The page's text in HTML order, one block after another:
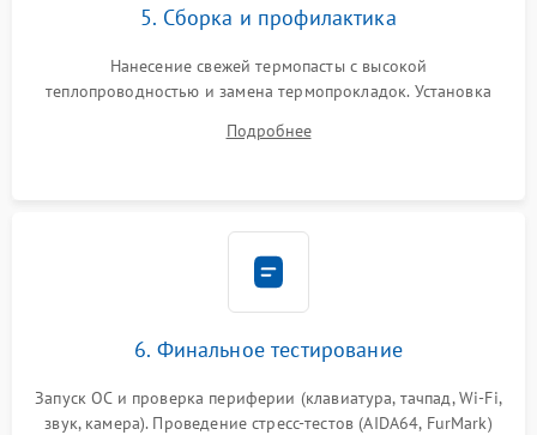
5. Сборка и профилактика
Нанесение свежей термопасты с высокой
теплопроводностью и замена термопрокладок. Установка
шлейфов, модулей памяти и накопителей. Предварительная
Подробнее
6. Финальное тестирование
Запуск ОС и проверка периферии (клавиатура, тачпад, Wi-Fi,
звук, камера). Проведение стресс-тестов (AIDA64, FurMark)